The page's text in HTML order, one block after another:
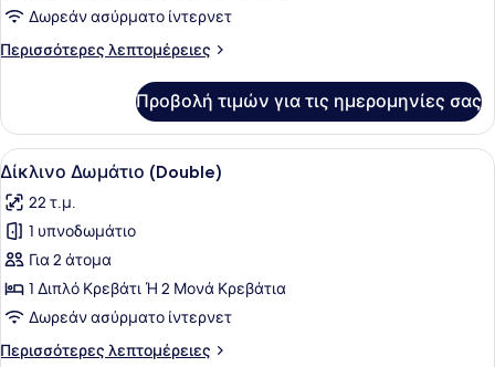
Δωμάτιο
για
Μονόκλινη
Δωρεάν ασύρματο ίντερνετ
Περισσότερες λεπτομέρειες
Περισσότερες
Δωμάτιο
για
Μονόκλινη
Προβολή τιμών για τις ημερομηνίες σας
Προβολή
όλων
των
φωτογραφιών
για
Δίκλινο
Δωμάτιο
(Double)
Ένα δωμάτιο ξενοδοχείου με δύο
12
Δίκλινο Δωμάτιο (Double)
22 τ.μ.
1 υπνοδωμάτιο
Για 2 άτομα
1 Διπλό Κρεβάτι Ή 2 Μονά Κρεβάτια
Δωρεάν ασύρματο ίντερνετ
Περισσότερες λεπτομέρειες
Περισσότερες